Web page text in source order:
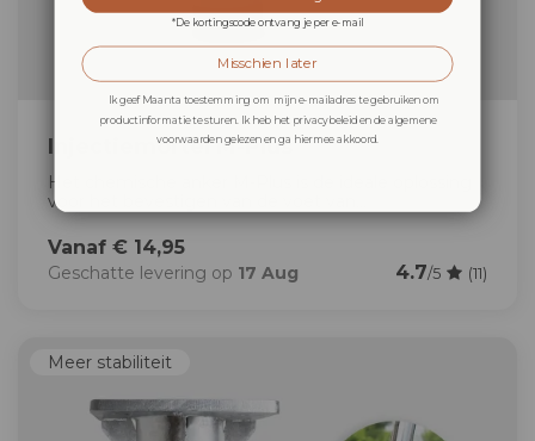
Injectiemortel M-Plus
Het chemische anker M-Plus is de ideale oplossing
voor het bevestigen van de voet van...
Vanaf € 14,95
Geschatte levering op 17 Aug 4.7/5 (11)
Meer stabiliteit
*De kortingscode ontvang je per e-mail
Misschien later
Ik geef Maanta toestemming om mijn e-mailadres te gebruiken om
productinformatie te sturen. Ik heb het privacybeleid en de algemene
voorwaarden gelezen en ga hiermee akkoord.